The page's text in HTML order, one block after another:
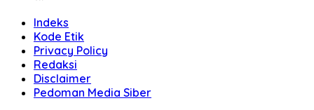
Indeks
Kode Etik
Privacy Policy
Redaksi
Disclaimer
Pedoman Media Siber